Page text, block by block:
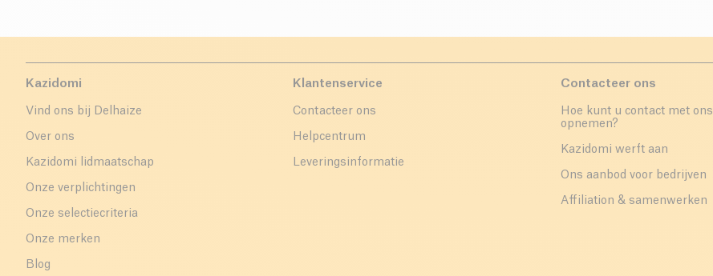
Kazidomi
Vind ons bij Delhaize
Over ons
Kazidomi lidmaatschap
Onze verplichtingen
Onze selectiecriteria
Onze merken
Blog
Klantenservice
Contacteer ons
Helpcentrum
Leveringsinformatie
Contacteer ons
Hoe kunt u contact met ons
opnemen?
Kazidomi werft aan
Ons aanbod voor bedrijven
Affiliation & samenwerken